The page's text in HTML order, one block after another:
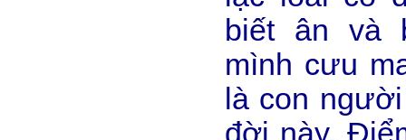
biết ân và
mình cưu
là con
đời này.